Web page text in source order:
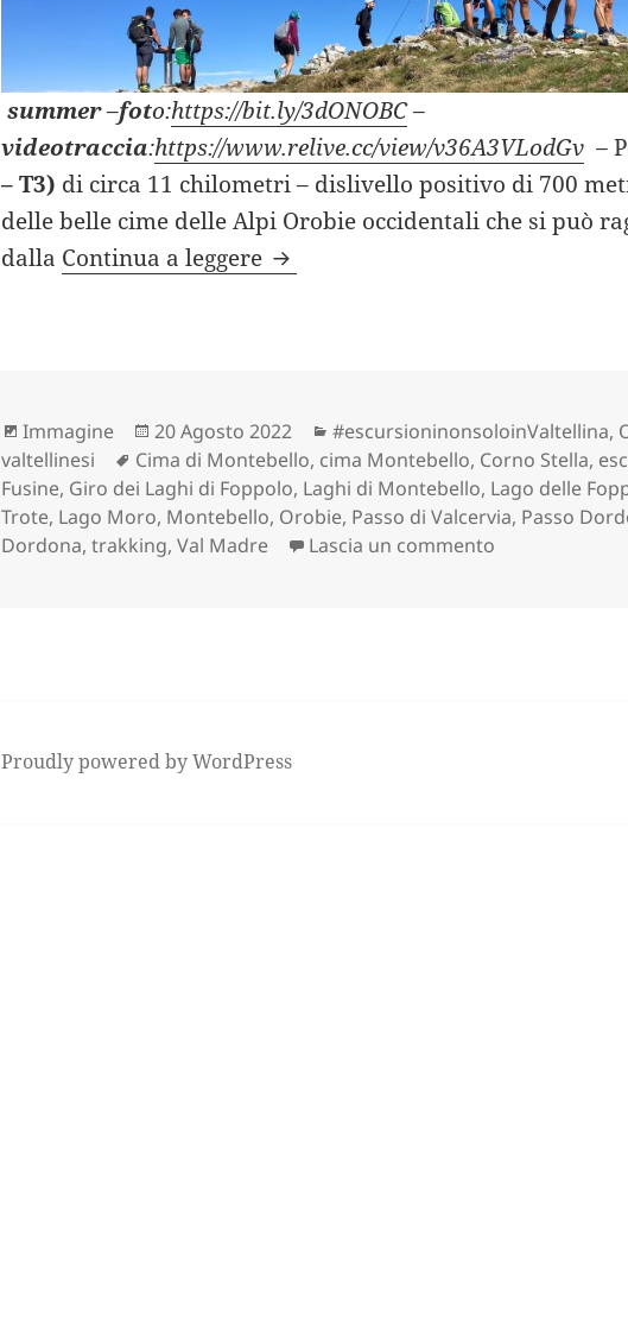
summer–foto:https://bit.ly/3dONOBC–
videotraccia:https://www.relive.cc/view/v36A3VLodGv –
– T3) di circa 11 chilometri – dislivello positivo di 700
delle belle cime delle Alpi Orobie occidentali che si può
dalla Continua a leggere CORNO STELLA da Passo
Formato
Immagine
Scritto
il
20 Agosto 2022 Categorie
#escursioninonsoloinValtellina,
valtellinesi
Tag
Cima di Montebello, cima Montebello, Corno Stella,
Fusine, Giro dei Laghi di Foppolo, Laghi di Montebello, Lago delle
Trote, Lago Moro, Montebello, Orobie, Passo di Valcervia, Passo
Dordona,trakking,Val Madre Lascia un commento
Proudly powered by WordPress